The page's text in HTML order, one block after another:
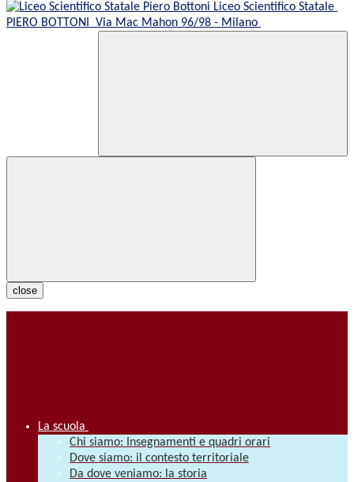
Liceo Scientifico Statale
PIERO BOTTONI Via Mac Mahon 96/98 - Milano
close
La scuola
Chi siamo: Insegnamenti e quadri orari
Dove siamo: il contesto territoriale
Da dove veniamo: la storia